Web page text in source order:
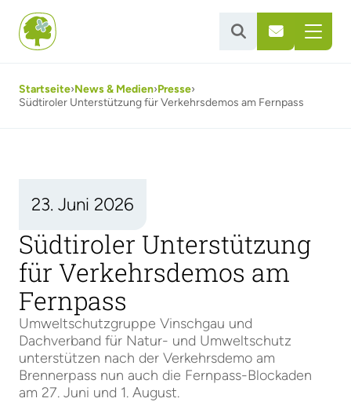
 
Startseite›News & Medien›Presse›
Südtiroler Unterstützung für Verkehrsdemos am Fernpass
23. Juni 2026
Südtiroler Unterstützung
für Verkehrsdemos am
Fernpass
Umweltschutzgruppe Vinschgau und
Dachverband für Natur- und Umweltschutz
unterstützen nach der Verkehrsdemo am
Brennerpass nun auch die Fernpass-Blockaden
am 27. Juni und 1. August.